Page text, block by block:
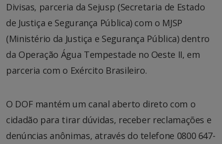
Divisas, parceria da Sejusp (Secretaria de Estado
de Justiça e Segurança Pública) com o MJSP
(Ministério da Justiça e Segurança Pública) dentro
da Operação Água Tempestade no Oeste II, em
parceria com o Exército Brasileiro.
O DOF mantém um canal aberto direto com o
cidadão para tirar dúvidas, receber reclamações e
denúncias anônimas, através do telefone 0800 647-